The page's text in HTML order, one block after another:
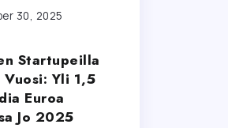
30, 2025
Startupeilla
Vuosi: Yli 1,5
Euroa
Jo 2025